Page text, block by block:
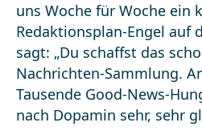
uns Woche für Woche ein
Redaktionsplan-Engel auf
sagt: „Du schaffst das
Nachrichten-Sammlung.
Tausende Good-News-
nach Dopamin sehr, sehr